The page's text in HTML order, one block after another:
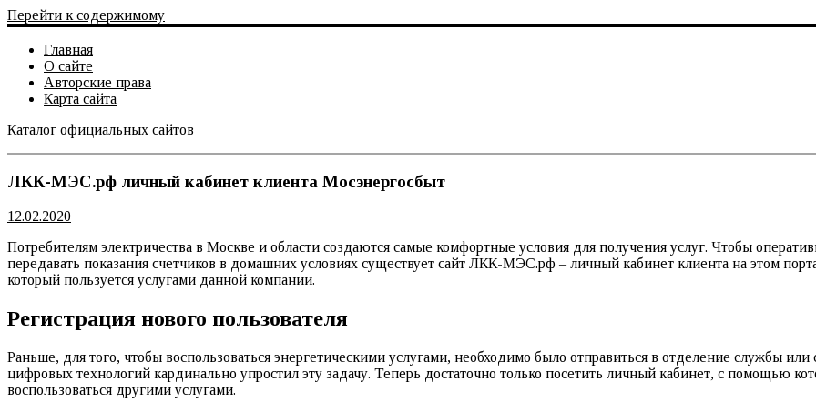
Перейти к содержимому
Главная
О сайте
Авторские права
Карта сайта
Каталог официальных сайтов
ЛКК-МЭС.рф личный кабинет клиента Мосэнергосбыт
12.02.2020
Потребителям электричества в Москве и области создаются самые комфортные условия для получения услуг. Чтобы
передавать показания счетчиков в домашних условиях существует сайт ЛКК-МЭС.рф – личный кабинет клиента на этом
который пользуется услугами данной компании.
Регистрация нового пользователя
Раньше, для того, чтобы воспользоваться энергетическими услугами, необходимо было отправиться в отделение службы
цифровых технологий кардинально упростил эту задачу. Теперь достаточно только посетить личный кабинет, с помощью
воспользоваться другими услугами.